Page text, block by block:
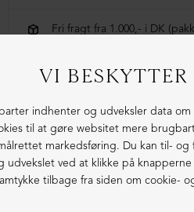
Fri fragt fra 1.000,- i DK
Ekstraordinær kvalitet -
LIGNENDE
ØKOLOGISK BOMULD